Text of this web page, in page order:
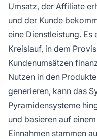
Umsatz, der Affiliate
und der Kunde
eine Dienstleistung. Es
Kreislauf, in dem
Kundenumsätzen
Nutzen in den
generieren, kann das
Pyramidensysteme
und basieren auf
Einnahmen stammen